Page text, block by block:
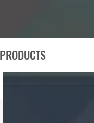
PRODUCTS